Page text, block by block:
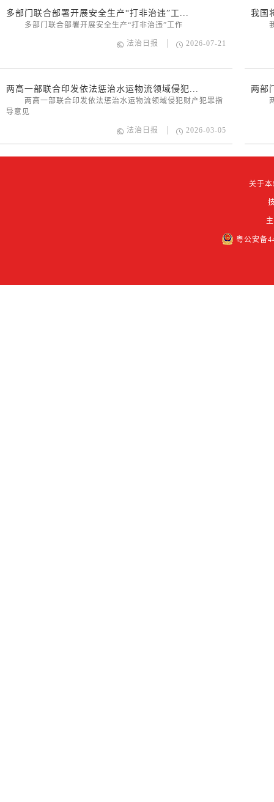
多部门联合部署开展安全生产“打非治违”工...
多部门联合部署开展安全生产“打非治违”工作
法治日报 2026-07-21
我国
我国
两高一部联合印发依法惩治水运物流领域侵犯...
两高一部联合印发依法惩治水运物流领域侵犯财产犯罪指
导意见
法治日报 2026-03-05
两部
两部
关于本
粤公安备